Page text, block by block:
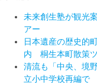
未来創生塾が観光
アー
日本遺産の歴史的
内 桐生本町散策
清流も「中央、境
立小中学校再編で